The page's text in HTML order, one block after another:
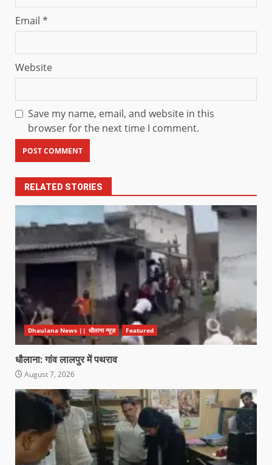
Email *
Website
Save my name, email, and website in this
browser for the next time I comment.
RELATED STORIES
Dhaulana News || धौलाना न्यूज़ Featured
धौलाना: गांव लालपुर में पथराव
August 7, 2026